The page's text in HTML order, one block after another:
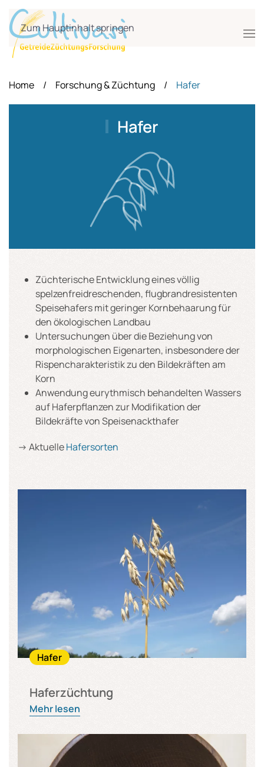
Zum Hauptinhalt springen
Home Forschung & Züchtung Hafer
Hafer
Züchterische Entwicklung eines völlig
spelzenfreidreschenden, flugbrandresistenten
Speisehafers mit geringer Kornbehaarung für
den ökologischen Landbau
Untersuchungen über die Beziehung von
morphologischen Eigenarten, insbesondere der
Rispencharakteristik zu den Bildekräften am
Korn
Anwendung eurythmisch behandelten Wassers
auf Haferpflanzen zur Modifikation der
Bildekräfte von Speisenackthafer
-> AktuelleHafersorten
Hafer
Haferzüchtung
Mehr lesen